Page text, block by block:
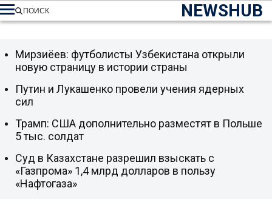
NEWSHUB
ПОИСК
Мирзиёев: футболисты Узбекистана открыли
новую страницу в истории страны
Путин и Лукашенко провели учения ядерных
сил
Трамп: США дополнительно разместят в Польше
5 тыс. солдат
Суд в Казахстане разрешил взыскать с
«Газпрома» 1,4 млрд долларов в пользу
«Нафтогаза»